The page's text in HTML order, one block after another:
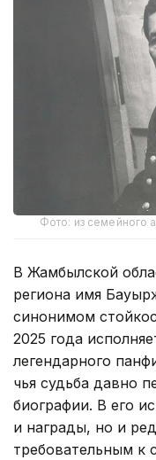
Фото: из семейного
В Жамбылской
региона имя
синонимом
2025 года
легендарного
чья судьба давно
биографии. В его
и награды, но и
требовательным к